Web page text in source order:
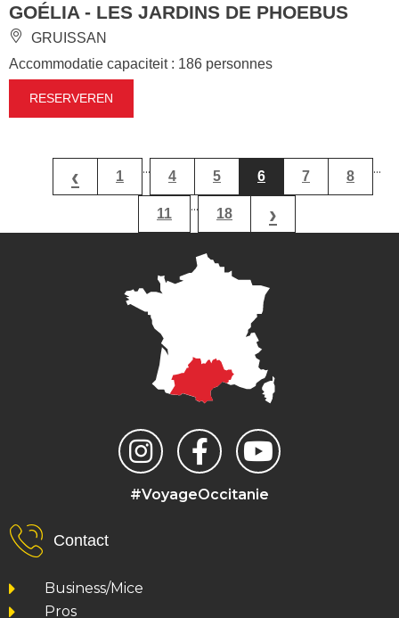
GOÉLIA - LES JARDINS DE PHOEBUS
GRUISSAN
Accommodatie capaciteit : 186 personnes
RESERVEREN
‹ 1 ... 4 5 6 7 8 ...
11 ... 18 ›
#VoyageOccitanie
Contact
Business/Mice
Pros